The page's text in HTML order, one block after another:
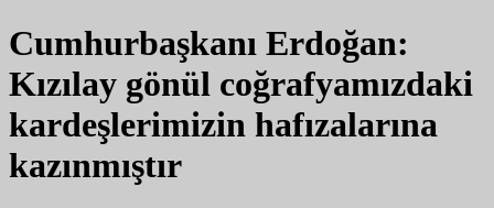
Cumhurbaşkanı Erdoğan:
Kızılay gönül coğrafyamızdaki
kardeşlerimizin hafızalarına
kazınmıştır